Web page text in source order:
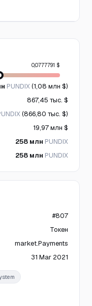
0,0777791 $
PUNDIX(1,08 млн $)
867,45 тыс. $
(866,80 тыс. $)
19,97 млн $
258 млн PUNDIX
258 млн PUNDIX
#807
Токен
market.Payments
31 Mar 2021